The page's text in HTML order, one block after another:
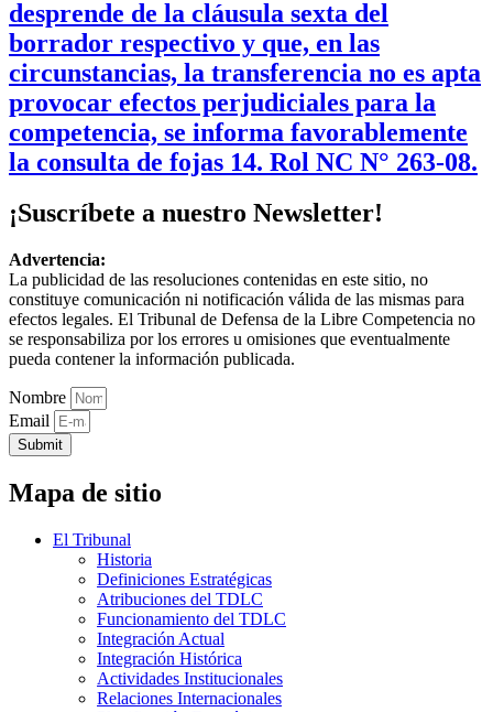
desprende de la cláusula sexta del
borrador respectivo y que, en las
circunstancias, la transferencia no es apta
provocar efectos perjudiciales para la
competencia, se informa favorablemente
la consulta de fojas 14. Rol NC N° 263-08.
¡Suscríbete a nuestro Newsletter!
Advertencia:
La publicidad de las resoluciones contenidas en este sitio, no
constituye comunicación ni notificación válida de las mismas para
efectos legales. El Tribunal de Defensa de la Libre Competencia no
se responsabiliza por los errores u omisiones que eventualmente
pueda contener la información publicada.
Nombre
Email
Submit
Mapa de sitio
El Tribunal
Historia
Definiciones Estratégicas
Atribuciones del TDLC
Funcionamiento del TDLC
Integración Actual
Integración Histórica
Actividades Institucionales
Relaciones Internacionales